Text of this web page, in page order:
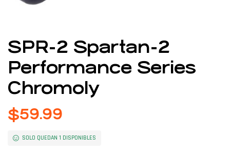
SPR-2 Spartan-2
Performance Series
Chromoly
$59.99
SOLO QUEDAN 1 DISPONIBLES